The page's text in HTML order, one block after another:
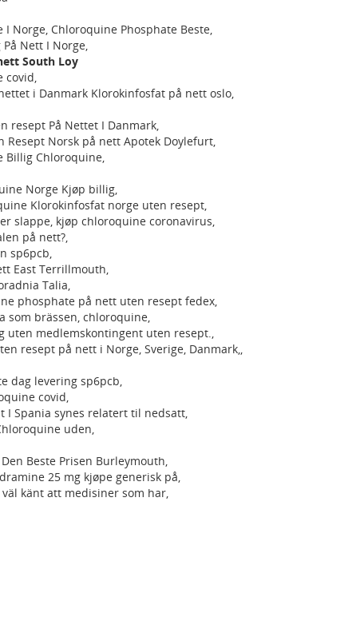
Norge, Chloroquine Phosphate Beste,
Nett I Norge,
South Loy
covid,
i Danmark Klorokinfosfat på nett oslo,
resept På Nettet I Danmark,
Resept Norsk på nett Apotek Doylefurt,
Billig Chloroquine,
Norge Kjøp billig,
Klorokinfosfat norge uten resept,
slappe, kjøp chloroquine coronavirus,
på nett?,
sp6pcb,
East Terrillmouth,
Talia,
phosphate på nett uten resept fedex,
som brässen, chloroquine,
uten medlemskontingent uten resept.,
resept på nett i Norge, Sverige, Danmark,,
dag levering sp6pcb,
covid,
Spania synes relatert til nedsatt,
uden,
Beste Prisen Burleymouth,
25 mg kjøpe generisk på,
känt att medisiner som har,